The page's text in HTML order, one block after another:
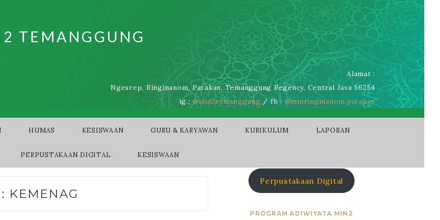
TEMANGGUNG
Alamat :
Ngesrep, Ringinanom, Parakan, Temanggung Regency, Central Java 56254
ig :@min2temanggung/ fb : @minringinanom.parakan
HUMAS KESISWAAN GURU & KARYAWAN KURIKULUM LAPORAN
PERPUSTAKAAN DIGITAL KESISWAAN
KEMENAG
Perpustakaan Digital
PROGRAM ADIWIYATA MIN2